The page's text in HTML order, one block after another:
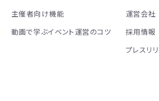
主催者向け機能
動画で学ぶイベント運営のコツ
運営会社
採用情報
プレスリ